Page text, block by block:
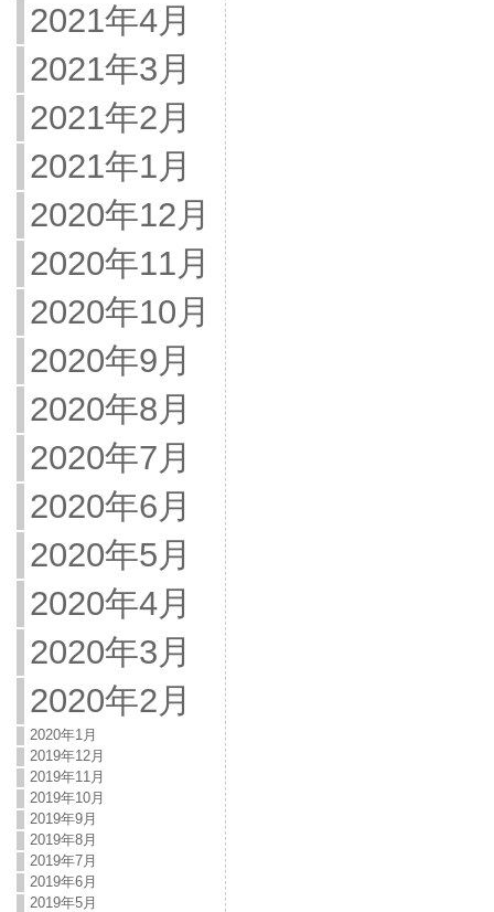
2021年4月
2021年3月
2021年2月
2021年1月
2020年12月
2020年11月
2020年10月
2020年9月
2020年8月
2020年7月
2020年6月
2020年5月
2020年4月
2020年3月
2020年2月
2020年1月
2019年12月
2019年11月
2019年10月
2019年9月
2019年8月
2019年7月
2019年6月
2019年5月